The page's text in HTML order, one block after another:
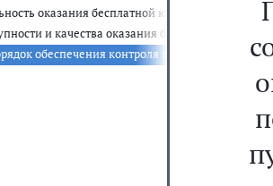
оказания бесплатной юридической
и качества оказания бесплатной
обеспечения контроля за соблюдением